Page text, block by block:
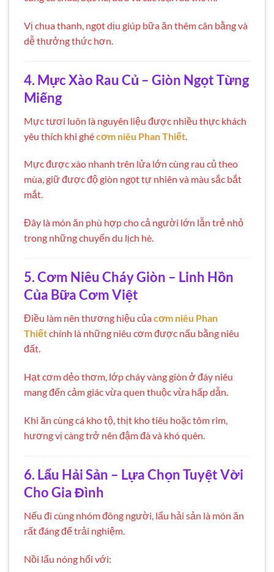
Vị chua thanh, ngọt dịu giúp bữa ăn thêm cân bằng và
dễ thưởng thức hơn.
4. Mực Xào Rau Củ – Giòn Ngọt Từng
Miếng
Mực tươi luôn là nguyên liệu được nhiều thực khách
yêu thích khi ghécơm niêu Phan Thiết
Mực được xào nhanh trên lửa lớn cùng rau củ theo
mùa, giữ được độ giòn ngọt tự nhiên và màu sắc bắt
mắt.
Đây là món ăn phù hợp cho cả người lớn lẫn trẻ nhỏ
trong những chuyến du lịch hè.
5. Cơm Niêu Cháy Giòn – Linh Hồn
Của Bữa Cơm Việt
Điều làm nên thương hiệu củacơm niêu Phan
Thiếtchính là những niêu cơm được nấu bằng niêu
đất.
Hạt cơm dẻo thơm, lớp cháy vàng giòn ở đáy niêu
mang đến cảm giác vừa quen thuộc vừa hấp dẫn.
Khi ăn cùng cá kho tộ, thịt kho tiêu hoặc tôm rim,
hương vị càng trở nên đậm đà và khó quên.
6. Lẩu Hải Sản – Lựa Chọn Tuyệt Vời
Cho Gia Đình
Nếu đi cùng nhóm đông người, lẩu hải sản là món ăn
rất đáng để trải nghiệm.
Nồi lẩu nóng hổi với: